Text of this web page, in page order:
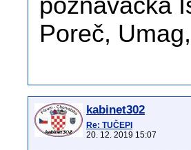
poznavačka
Poreč,
kabinet302
Re: TUČEPI
20. 12. 2019 15:07